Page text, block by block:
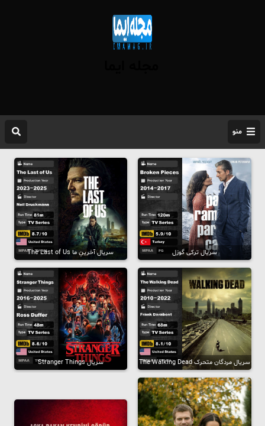
منو
سریال ترکی گوزل سریال آخرینِ ما The Last of Us
سریال مردگان متحرک The Walking Dead سریال Stranger Things